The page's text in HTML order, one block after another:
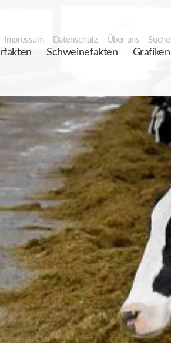
Impressum Datenschutz Über uns Suche
Schweinefakten Grafiken